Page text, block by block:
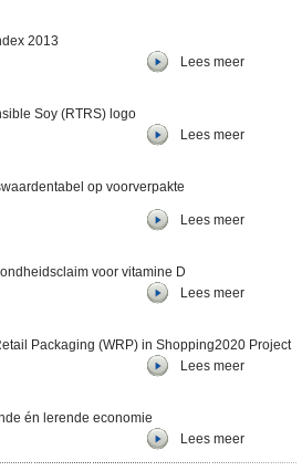
2013
Lees meer
Soy (RTRS) logo
Lees meer
op voorverpakte
Lees meer
voor vitamine D
Lees meer
Packaging (WRP) in Shopping2020 Project
Lees meer
én lerende economie
Lees meer